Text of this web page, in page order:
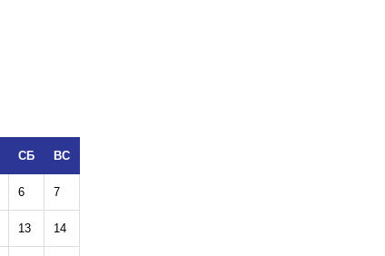
СБ ВС
6 7
13 14